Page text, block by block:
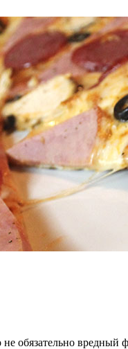
обязательно вредный